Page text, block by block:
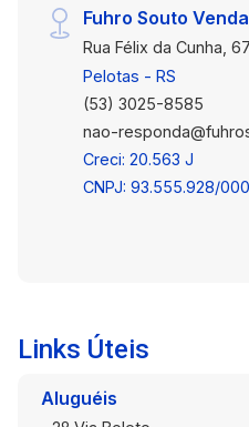
próximo a serviços,
público,
e espaços culturais. Edifício seguro e bem
estruturado. Agende sua visita e venha conhecer
este apartamento que
localização e praticidade.
Fuhro Souto
Rua Félix da Cunha,
Pelotas - RS
(53) 3025-8585
nao-
Creci: 20.563 J
CNPJ: 93.555.928/
Links Úteis
Aluguéis